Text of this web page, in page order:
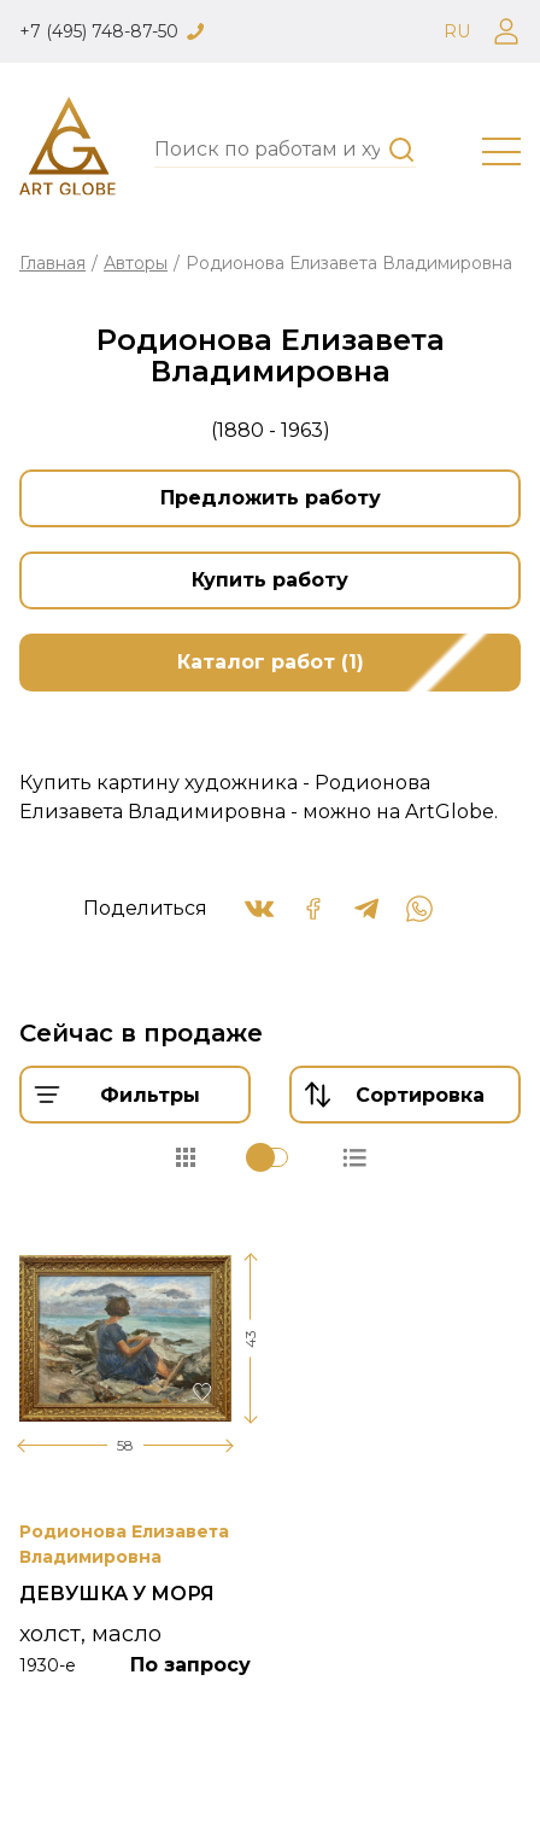
+7 (495) 748-87-50 RU
Главная / Авторы / Родионова Елизавета Владимировна
Родионова Елизавета
Владимировна
(1880 - 1963)
Предложить работу
Купить работу
Каталог работ (1)
Купить картину художника - Родионова
Елизавета Владимировна - можно на ArtGlobe.
Поделиться
Сейчас в продаже
Фильтры Сортировка
58
43
Родионова Елизавета
Владимировна
ДЕВУШКА У МОРЯ
холст, масло
1930-е По запросу